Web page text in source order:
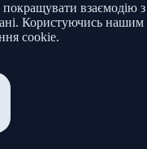
взаємодію з
Користуючись нашим
cookie.